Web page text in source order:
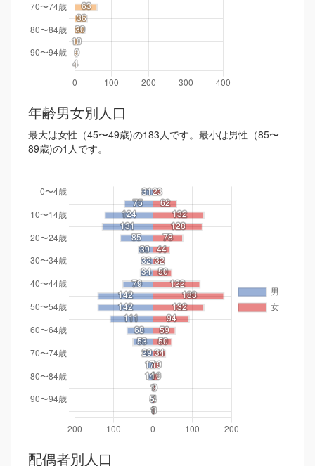
年齢男女別人口
最大は女性（45〜49歳)の183人です。最小は男性（85〜
89歳)の1人です。
配偶者別人口